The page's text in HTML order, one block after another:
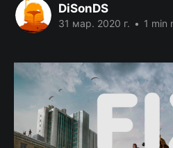
DiSonDS
31 мар. 2020 г. • 1 min